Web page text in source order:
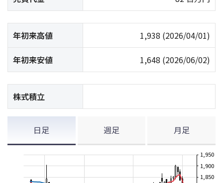
年初来高値 1,938 (2026/04/01)
年初来安値 1,648 (2026/06/02)
株式積立
日足 週足 月足
1,850
1,900
1,950